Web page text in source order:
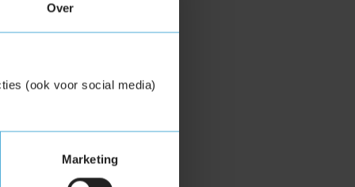
Over
(ook voor social media)
Marketing